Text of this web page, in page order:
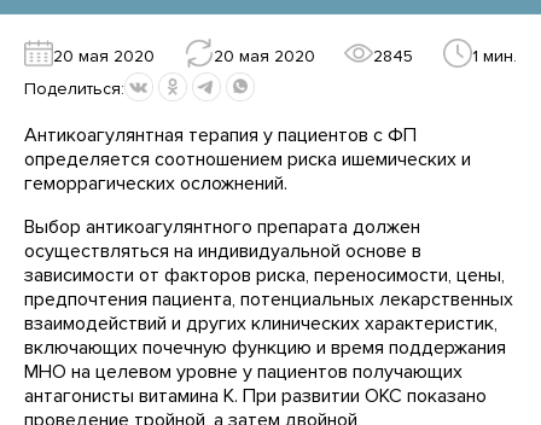
20 мая 2020 20 мая 2020 2845
1 мин.
Поделиться:
Антикоагулянтная терапия у пациентов с ФП
определяется соотношением риска ишемических и
геморрагических осложнений.
Выбор антикоагулянтного препарата должен
осуществляться на индивидуальной основе в
зависимости от факторов риска, переносимости, цены,
предпочтения пациента, потенциальных лекарственных
взаимодействий и других клинических характеристик,
включающих почечную функцию и время поддержания
МНО на целевом уровне у пациентов получающих
антагонисты витамина К. При развитии ОКС показано
проведение тройной, а затем двойной